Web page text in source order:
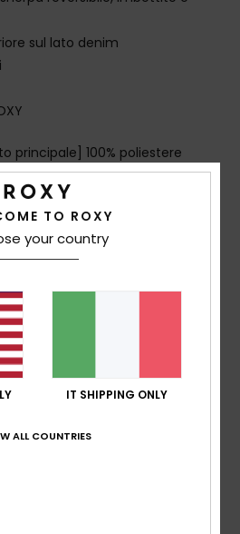
sul lato denim
principale] 100% poliestere
medio
TO ROXY
your country
IT SHIPPING ONLY
ALL COUNTRIES